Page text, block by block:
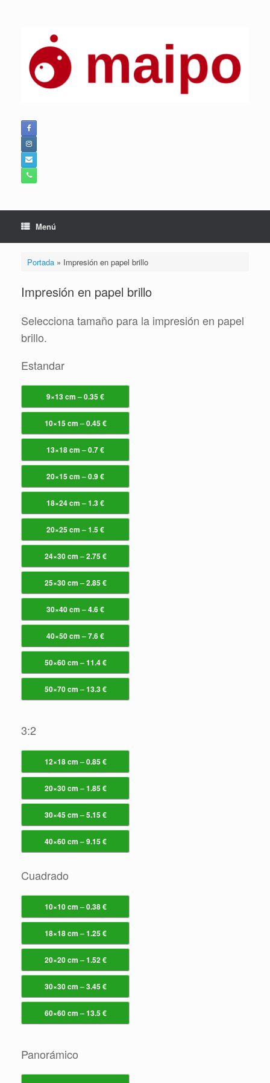
Menú
Portada» Impresión en papel brillo
Impresión en papel brillo
Selecciona tamaño para la impresión en papel
brillo.
Estandar
9×13 cm – 0.35 €
10×15 cm – 0.45 €
13×18 cm – 0.7 €
20×15 cm – 0.9 €
18×24 cm – 1.3 €
20×25 cm – 1.5 €
24×30 cm – 2.75 €
25×30 cm – 2.85 €
30×40 cm – 4.6 €
40×50 cm – 7.6 €
50×60 cm – 11.4 €
50×70 cm – 13.3 €
3:2
12×18 cm – 0.85 €
20×30 cm – 1.85 €
30×45 cm – 5.15 €
40×60 cm – 9.15 €
Cuadrado
10×10 cm – 0.38 €
18×18 cm – 1.25 €
20×20 cm – 1.52 €
30×30 cm – 3.45 €
60×60 cm – 13.5 €
Panorámico